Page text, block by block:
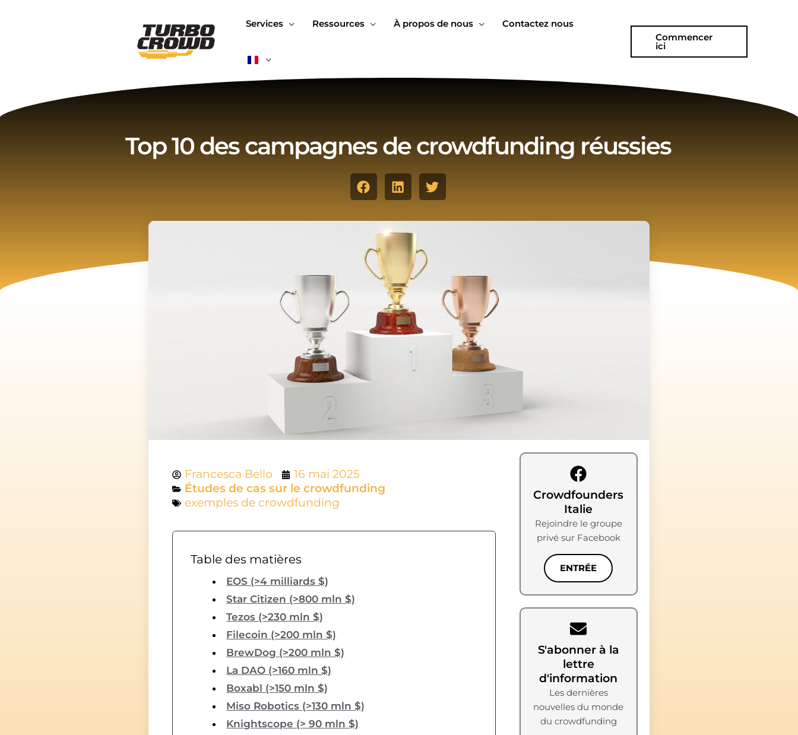
Services Ressources À propos de nous
Contactez nous
Commencer
ici
Top 10 des campagnes de crowdfunding réussies
Francesca Bello
16 mai 2025
Études de cas sur le crowdfunding
exemples de crowdfunding
Table des matières
EOS (>4 milliards $)
Star Citizen (>800 mln $)
Tezos (>230 mln $)
Filecoin (>200 mln $)
BrewDog (>200 mln $)
La DAO (>160 mln $)
Boxabl (>150 mln $)
Miso Robotics (>130 mln $)
Knightscope (> 90 mln $)
Crowdfounders
Italie
Rejoindre le groupe
privé sur Facebook
ENTRÉE
S'abonner à la
lettre
d'information
Les dernières
nouvelles du monde
du crowdfunding